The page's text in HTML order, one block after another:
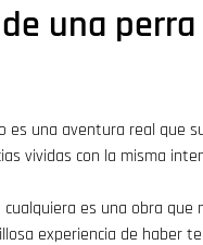
una
es una aventura real que
vividas con la misma
es una obra
experiencia de haber